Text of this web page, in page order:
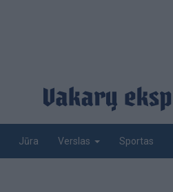
Jūra Verslas Sportas